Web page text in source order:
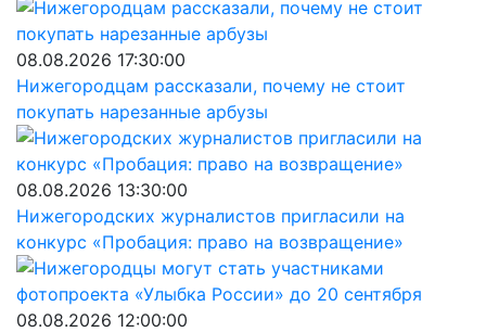
08.08.2026 17:30:00
Нижегородцам рассказали, почему не стоит
покупать нарезанные арбузы
08.08.2026 13:30:00
Нижегородских журналистов пригласили на
конкурс «Пробация: право на возвращение»
08.08.2026 12:00:00